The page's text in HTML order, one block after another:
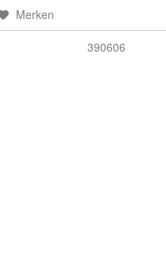
Merken
390606